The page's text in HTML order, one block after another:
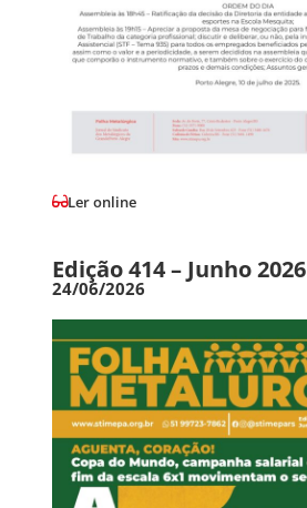
Ler online
Edição 414 – Junho 2026
24/06/2026